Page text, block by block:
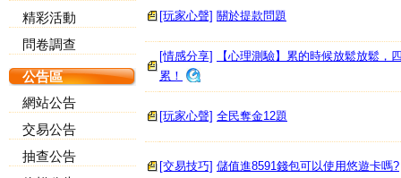
精彩活動
問卷調查
公告區
網站公告
交易公告
抽查公告
[玩家心聲] 關於提款問題
[情感分享]
【心理測驗】累的時候放鬆放鬆，
累！
[玩家心聲] 全民奪金12題
[交易技巧] 儲值進8591錢包可以使用悠遊卡嗎?